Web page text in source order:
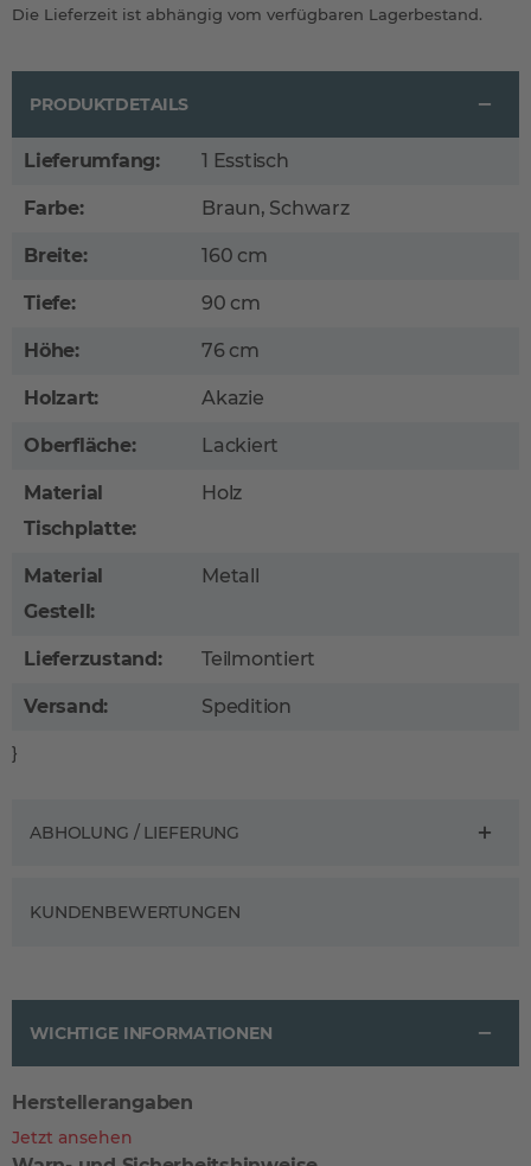
Die Lieferzeit ist abhängig vom verfügbaren Lagerbestand.
PRODUKTDETAILS
Lieferumfang: 1 Esstisch
Farbe: Braun, Schwarz
Breite: 160 cm
Tiefe: 90 cm
Höhe: 76 cm
Holzart: Akazie
Oberfläche: Lackiert
Material
Tischplatte:
Holz
Material
Gestell:
Metall
Lieferzustand: Teilmontiert
Versand: Spedition
}
ABHOLUNG / LIEFERUNG
KUNDENBEWERTUNGEN
WICHTIGE INFORMATIONEN
Herstellerangaben
Jetzt ansehen